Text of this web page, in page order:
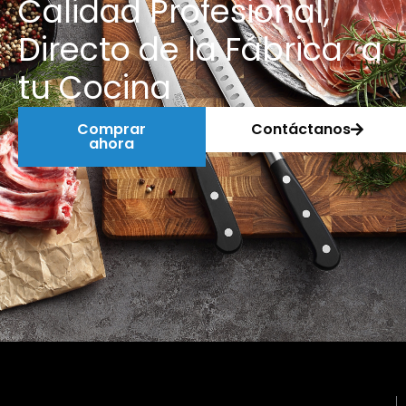
Calidad Profesional,
Directo de la Fábrica a
tu Cocina
Comprar
ahora
Contáctanos